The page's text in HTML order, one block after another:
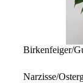
Birkenfeiger/
Narzisse/